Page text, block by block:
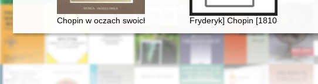
Chopin w oczach swoich uczniów Fryderyk] Chopin [1810-1849] i